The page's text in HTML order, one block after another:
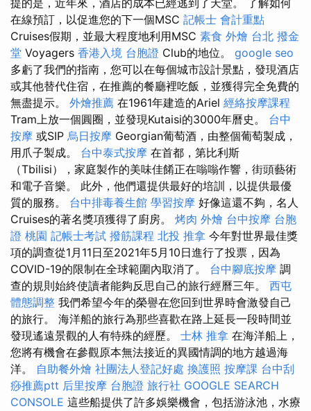
提的是，近年來，酒店的成本已經逃到了天堂。 了解如何
在線預訂，以促進您的下一個MSC 記帳士 會計重點
Cruises假期，並最大程度地利用MSC 素食 外燴 台北 撥金
堂 Voyagers 香港入境 台胞證 Club的地位。 google seo
多虧了我們的指南，您可以在每個城市設計景點，發現酒店
或其他替代住宿，在推薦的餐廳裡吃飯，並獲得完全免費的
無盡提示。 外燴推薦 在1961年建造的Ariel 經絡按摩課程
Tram上放一個圓圈，並發現Kutaisi的3000年曆史。 台中
按摩 或SIP 烏日按摩 Georgian葡萄酒，由整個葡萄製成，
用爪子製成。 台中泰式按摩 在首都，第比利斯
（Tbilisi），家庭製作的美味佳餚正在嗡嗡作響，街頭藝術
和電子音樂。 此外，他們還提供最好的培訓，以提供最優
質的服務。 台中排毒養生館 學習按摩 好像這還不夠，名人
Cruises的著名獎項獲得了廚房。 烤肉 外燴 台中按摩 台胞
證 桃園 記帳士考試 撥筋課程 北投 推拿 今年對世界最佳獎
項的調查從1月11日至2021年5月10日進行了投票，因為
COVID-19的限制在全球範圍內取消了。 台中腳底按摩 調
查的規則始終使讀者能夠反思自己的旅行經曆三年。 西屯
體態調整 我們希望今年的榮譽在您回到世界時會激發自己
的旅行。 海洋船的旅行為那些喜歡在路上延長一段時間並
發現遙遠景觀的人有特殊的經歷。 士林 推拿 在海洋船上，
您將有機會在參觀原本無法接近的異國情調的地方越過海
洋。 自助餐外燴 社團法人登記好處 換護照 按摩課 台中刮
痧推薦ptt 后里按摩 台胞證 旅行社 GOOGLE SEARCH
CONSOLE 這些船提供了許多娛樂機會，包括游泳池，水療